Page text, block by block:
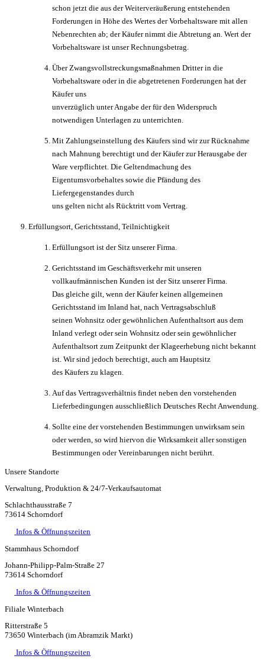
schon jetzt die aus der Weiterveräußerung entstehenden
Forderungen in Höhe des Wertes der Vorbehaltsware mit allen
Nebenrechten ab; der Käufer nimmt die Abtretung an. Wert der
Vorbehaltsware ist unser Rechnungsbetrag.
Über Zwangsvollstreckungsmaßnahmen Dritter in die
Vorbehaltsware oder in die abgetretenen Forderungen hat der
Käufer uns
unverzüglich unter Angabe der für den Widerspruch
notwendigen Unterlagen zu unterrichten.
Mit Zahlungseinstellung des Käufers sind wir zur Rücknahme
nach Mahnung berechtigt und der Käufer zur Herausgabe der
Ware verpflichtet. Die Geltendmachung des
Eigentumsvorbehaltes sowie die Pfändung des
Liefergegenstandes durch
uns gelten nicht als Rücktritt vom Vertrag.
Erfüllungsort, Gerichtsstand, Teilnichtigkeit
Erfüllungsort ist der Sitz unserer Firma.
Gerichtsstand im Geschäftsverkehr mit unseren
vollkaufmännischen Kunden ist der Sitz unserer Firma.
Das gleiche gilt, wenn der Käufer keinen allgemeinen
Gerichtsstand im Inland hat, nach Vertragsabschluß
seinen Wohnsitz oder gewöhnlichen Aufenthaltsort aus dem
Inland verlegt oder sein Wohnsitz oder sein gewöhnlicher
Aufenthaltsort zum Zeitpunkt der Klageerhebung nicht bekannt
ist. Wir sind jedoch berechtigt, auch am Hauptsitz
des Käufers zu klagen.
Auf das Vertragsverhältnis findet neben den vorstehenden
Lieferbedingungen ausschließlich Deutsches Recht Anwendung.
Sollte eine der vorstehenden Bestimmungen unwirksam sein
oder werden, so wird hiervon die Wirksamkeit aller sonstigen
Bestimmungen oder Vereinbarungen nicht berührt.
Unsere Standorte
Verwaltung, Produktion & 24/7-Verkaufsautomat
Schlachthausstraße 7
73614 Schorndorf
Infos & Öffnungszeiten
Stammhaus Schorndorf
Johann-Philipp-Palm-Straße 27
73614 Schorndorf
Infos & Öffnungszeiten
Filiale Winterbach
Ritterstraße 5
73650 Winterbach (im Abramzik Markt)
Infos & Öffnungszeiten